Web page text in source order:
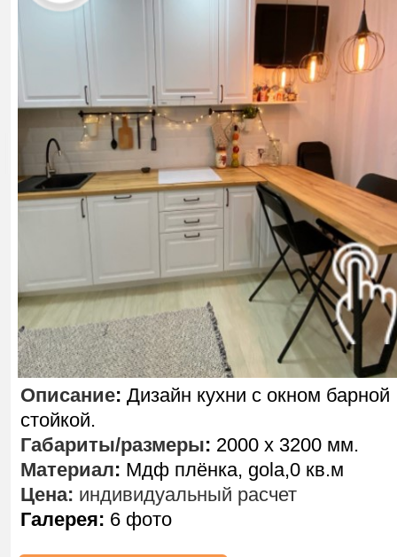
Описание: Дизайн кухни с окном барной
стойкой.
Габариты/размеры: 2000 х 3200 мм.
Материал: Мдф плёнка, gola,0 кв.м
Цена: индивидуальный расчет
Галерея: 6 фото